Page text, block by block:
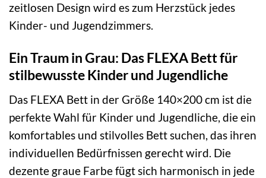
zeitlosen Design wird es zum Herzstück jedes
Kinder- und Jugendzimmers.
Ein Traum in Grau: Das FLEXA Bett für
stilbewusste Kinder und Jugendliche
Das FLEXA Bett in der Größe 140×200 cm ist die
perfekte Wahl für Kinder und Jugendliche, die ein
komfortables und stilvolles Bett suchen, das ihren
individuellen Bedürfnissen gerecht wird. Die
dezente graue Farbe fügt sich harmonisch in jede